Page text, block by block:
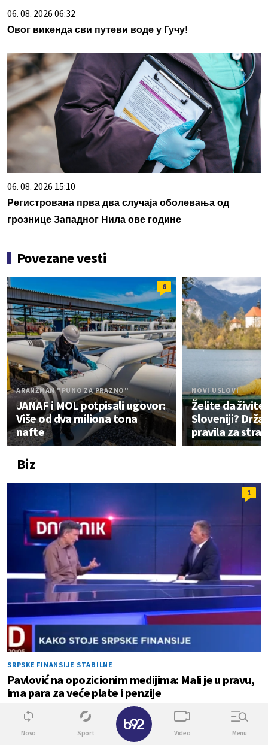
06. 08. 2026 06:32
Овог викенда сви путеви воде у Гучу!
06. 08. 2026 15:10
Регистрована прва два случаја оболевања од
грознице Западног Нила ове године
Povezane vesti
6
ARANŽMAN "PUNO ZA PRAZNO"
JANAF i MOL potpisali ugovor:
Više od dva miliona tona
nafte
NOVI USLOVI
Želite da živite
Sloveniji?
pravila za
Biz
1
SRPSKE FINANSIJE STABILNE
Pavlović na opozicionim medijima: Mali je u pravu,
ima para za veće plate i penzije
0
Novo Sport Video Menu
✕